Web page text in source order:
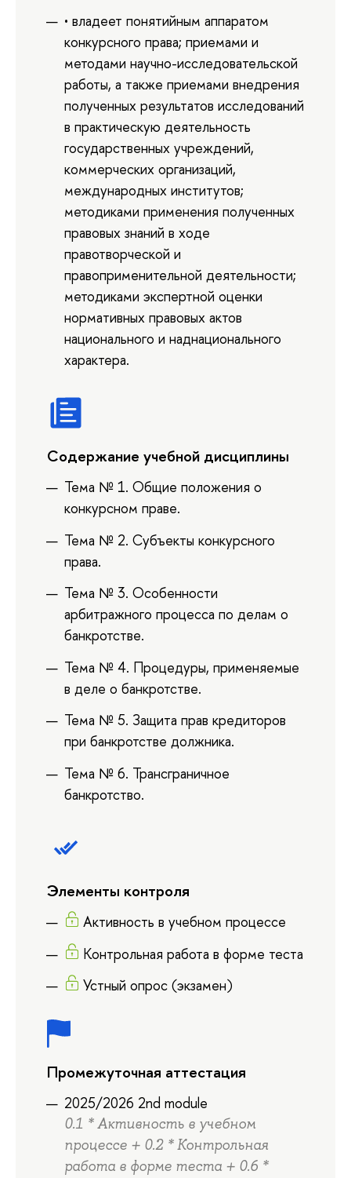
• владеет понятийным аппаратом
конкурсного права; приемами и
методами научно-исследовательской
работы, а также приемами внедрения
полученных результатов исследований
в практическую деятельность
государственных учреждений,
коммерческих организаций,
международных институтов;
методиками применения полученных
правовых знаний в ходе
правотворческой и
правоприменительной деятельности;
методиками экспертной оценки
нормативных правовых актов
национального и наднационального
характера.
Содержание учебной дисциплины
Тема № 1. Общие положения о
конкурсном праве.
Тема № 2. Субъекты конкурсного
права.
Тема № 3. Особенности
арбитражного процесса по делам о
банкротстве.
Тема № 4. Процедуры, применяемые
в деле о банкротстве.
Тема № 5. Защита прав кредиторов
при банкротстве должника.
Тема № 6. Трансграничное
банкротство.
Элементы контроля
Активность в учебном процессе
Контрольная работа в форме теста
Устный опрос (экзамен)
Промежуточная аттестация
2025/2026 2nd module
0.1 * Активность в учебном
процессе + 0.2 * Контрольная
работа в форме теста + 0.6 *